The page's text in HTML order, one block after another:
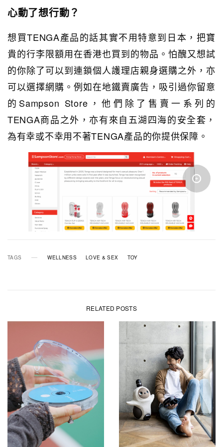
心動了想行動？
想買TENGA產品的話其實不用特意到日本，把寶
貴的行李限額用在香港也買到的物品。怕醜又想試
的你除了可以到連鎖個人護理店親身選購之外，亦
可以選擇網購。例如在地鐵賣廣告，吸引過你留意
的Sampson Store，他們除了售賣一系列的
TENGA商品之外，亦有來自五湖四海的安全套，
為有幸或不幸用不著TENGA產品的你提供保障。
TAGS WELLNESS LOVE & SEX TOY
RELATED POSTS